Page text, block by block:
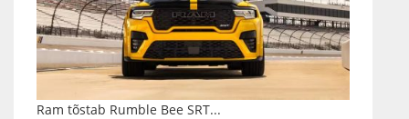
Ram tõstab Rumble Bee SRT...